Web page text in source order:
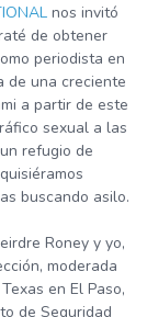
nos invitó
de obtener
periodista en
de una creciente
a partir de este
sexual a las
refugio de
buscando asilo.
Roney y yo,
moderada
en El Paso,
de Seguridad